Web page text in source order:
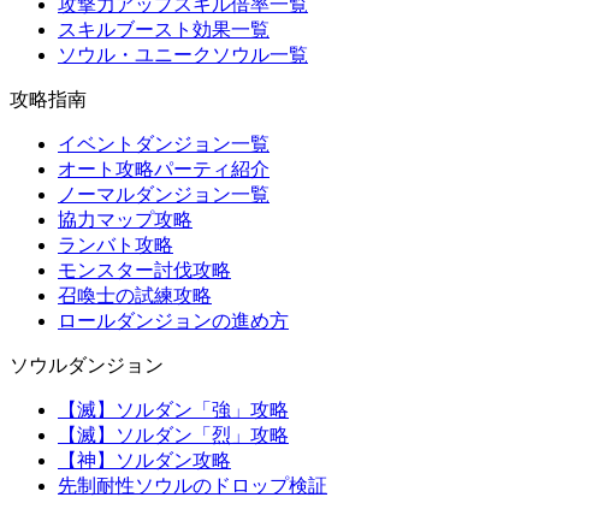
攻撃力アップスキル倍率一覧
スキルブースト効果一覧
ソウル・ユニークソウル一覧
攻略指南
イベントダンジョン一覧
オート攻略パーティ紹介
ノーマルダンジョン一覧
協力マップ攻略
ランバト攻略
モンスター討伐攻略
召喚士の試練攻略
ロールダンジョンの進め方
ソウルダンジョン
【滅】ソルダン「強」攻略
【滅】ソルダン「烈」攻略
【神】ソルダン攻略
先制耐性ソウルのドロップ検証